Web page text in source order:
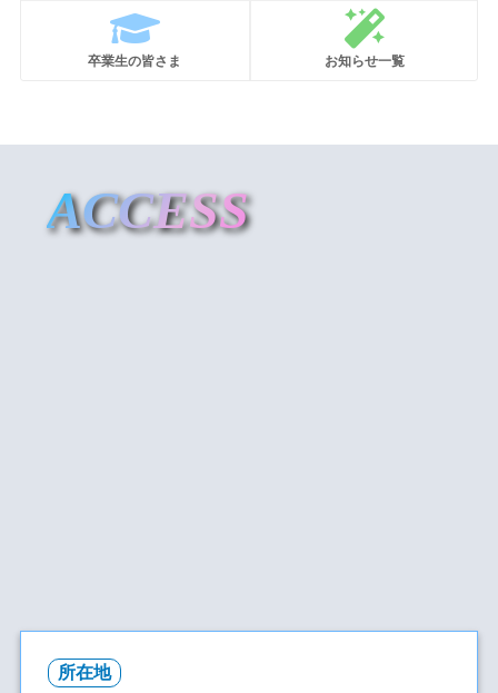
卒業生の皆さま お知らせ一覧
ACCESS
所在地